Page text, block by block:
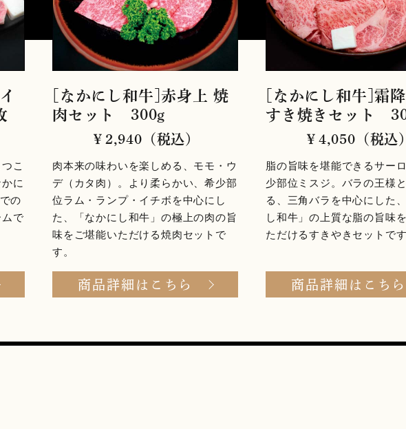
こ
に
の
で
[なかにし和牛]赤身上 焼
肉セット 300g
￥2,940（税込）
肉本来の味わいを楽しめる、モモ・ウ
デ（カタ肉）。より柔らかい、希少部
位ラム・ランプ・イチボを中心にし
た、「なかにし和牛」の極上の肉の旨
味をご堪能いただける焼肉セットで
す。
商品詳細はこちら
[なかにし和牛]霜
すき焼きセット
￥4,050（税込
脂の旨味を堪能できるサー
少部位ミスジ。バラの王様
る、三角バラを中心にした
し和牛」の上質な脂の旨味
ただけるすきやきセットで
商品詳細はこちら